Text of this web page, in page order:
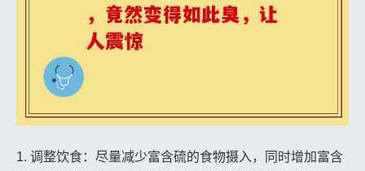
1. 调整饮食：尽量减少富含硫的食物摄入，同时增加富含